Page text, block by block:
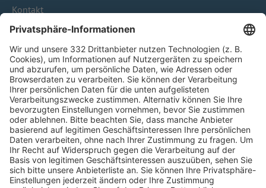
Kontakt
HÄUFIG BESUCHTE SEITEN
Pässe und Vereinswechsel
Trainerausbildung
Schulungsangebot Vereinsmitarbeiter
BFV-Geschäftsstellen
Trainerbörse
Login SpielPlus